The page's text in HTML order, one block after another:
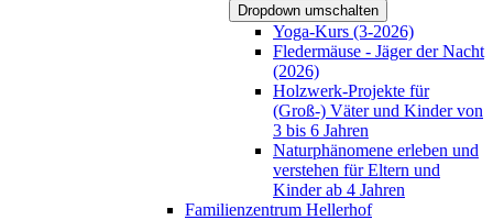
Dropdown umschalten
Yoga-Kurs (3-2026)
Fledermäuse - Jäger der Nacht
(2026)
Holzwerk-Projekte für
(Groß-) Väter und Kinder von
3 bis 6 Jahren
Naturphänomene erleben und
verstehen für Eltern und
Kinder ab 4 Jahren
Familienzentrum Hellerhof